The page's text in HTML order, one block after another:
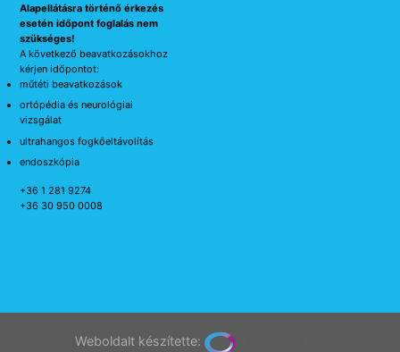
Alapellátásra történő érkezés
esetén időpont foglalás nem
szükséges!
A következő beavatkozásokhoz
kérjen időpontot:
műtéti beavatkozások
ortópédia és neurológiai
vizsgálat
ultrahangos fogkőeltávolítás
endoszkópia
+36 1 281 9274
+36 30 950 0008
Weboldalt készítette: